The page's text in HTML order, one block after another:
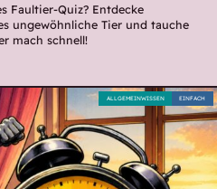
Faultier-Quiz? Entdecke
ungewöhnliche Tier und tauche
mach schnell!
EINFACH
ALLGEMEINWISSEN